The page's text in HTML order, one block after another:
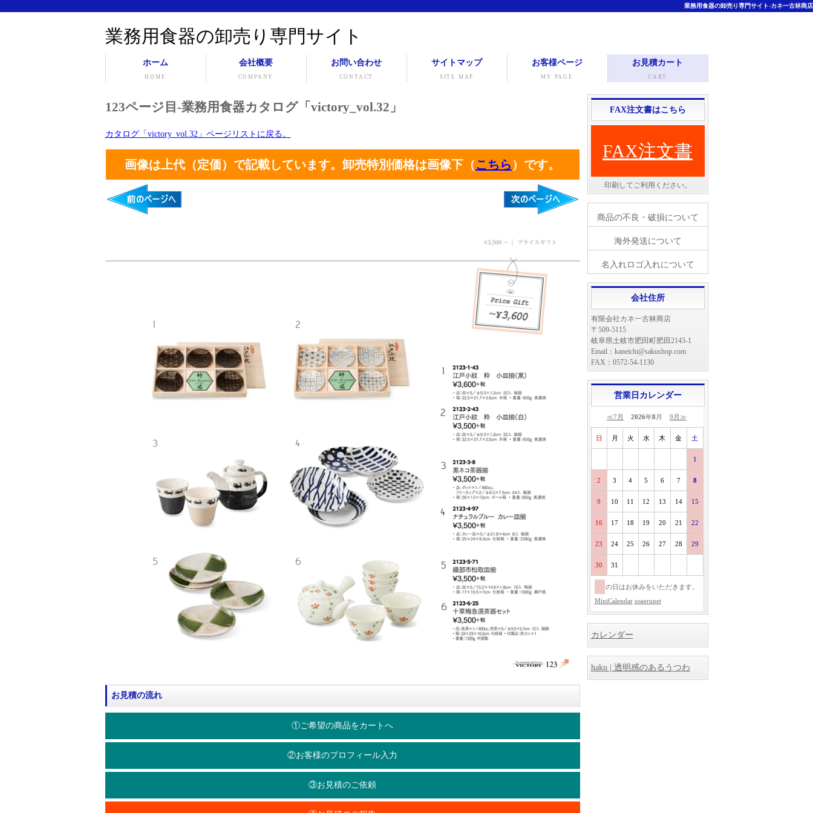
業務用食器の卸売り専門サイト-カネ一古林商店
業務用食器の卸売り専門サイト
ホーム
HOME
会社概要
COMPANY
お問い合わせ
CONTACT
サイトマップ
SITE MAP
お客様ページ
MY PAGE
お見積カート
CART
123ページ目-業務用食器カタログ「victory_vol.32」
カタログ「victory_vol.32」ページリストに戻る。
画像は上代（定価）で記載しています。卸売特別価格は画像下（こちら ）です。
お見積の流れ
①ご希望の商品をカートへ
②お客様のプロフィール入力
③お見積のご依頼
FAX注文書はこちら
FAX注文書
印刷してご利用ください。
商品の不良・破損について
海外発送について
名入れロゴ入れについて
会社住所
有限会社カネ一古林商店
〒509-5115
岐阜県土岐市肥田町肥田2143-1
Email：kaneichi@sakushop.com
FAX：0572-54-1130
営業日カレンダー
≪7月 2026年8 月 9月≫
日 月 火 水 木 金 土
1
2 3 4 5 6 7 8
9 10 11 12 13 14 15
16 17 18 19 20 21 22
23 24 25 26 27 28 29
30 31
の日はお休みをいただきます。
MiniCalendar osaerunet
カレンダー
haku | 透明感のあるうつわ